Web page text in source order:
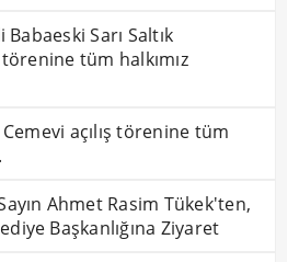
Babaeski Sarı Saltık
törenine tüm halkımız
açılış törenine tüm
Ahmet Rasim Tükek'ten,
Başkanlığına Ziyaret